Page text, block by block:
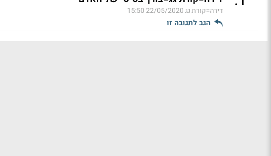
דירה=קורת גג22/05/2020 15:50
הגב לתגובה זו